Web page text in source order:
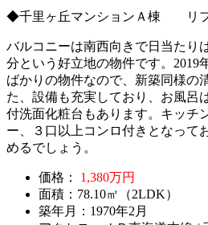
◆千里ヶ丘マンションＡ棟 リフ
バルコニーは南西向きで日当たり
分という好立地の物件です。2019
ばかりの物件なので、新築同様の
た、設備も充実しており、お風呂
付洗面化粧台もあります。キッチ
ー、３口以上コンロ付きとなって
めるでしょう。
価格：
1,380万円
面積：78.10㎡（2LDK）
築年月：1970年2月